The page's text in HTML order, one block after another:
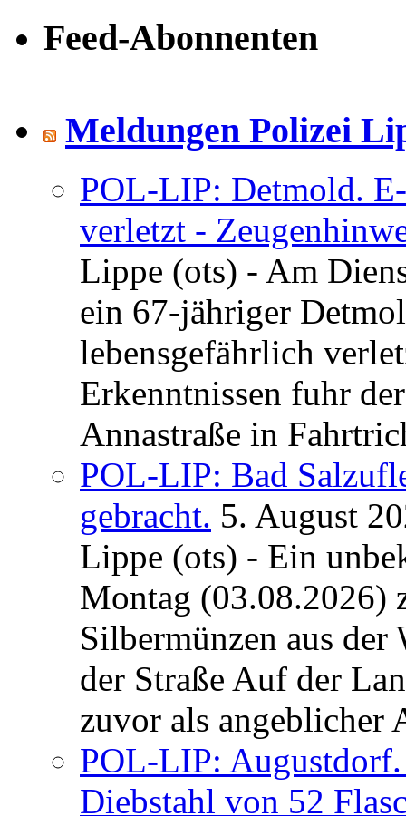
Feed-Abonnenten
Meldungen Polizei
POL-LIP: Detmold.
verletzt -
Lippe (ots) - Am
ein 67-jähriger
lebensgefährlich
Erkenntnissen fuhr
Annastraße in
POL-LIP: Bad
gebracht. 5. August
Lippe (ots) - Ein
Montag (03.08.2026)
Silbermünzen aus der
der Straße Auf der
zuvor als angeblicher
POL-LIP:
Diebstahl von 52